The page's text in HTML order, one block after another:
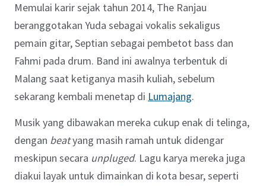
Memulai karir sejak tahun 2014, The Ranjau
beranggotakan Yuda sebagai vokalis sekaligus
pemain gitar, Septian sebagai pembetot bass dan
Fahmi pada drum. Band ini awalnya terbentuk di
Malang saat ketiganya masih kuliah, sebelum
sekarang kembali menetap di Lumajang.
Musik yang dibawakan mereka cukup enak di telinga,
dengan beatyang masih ramah untuk didengar
meskipun secara unpluged. Lagu karya mereka juga
diakui layak untuk dimainkan di kota besar, seperti